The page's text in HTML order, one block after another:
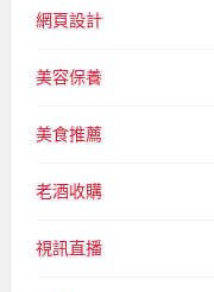
網頁設計
美容保養
美食推薦
老酒收購
視訊直播